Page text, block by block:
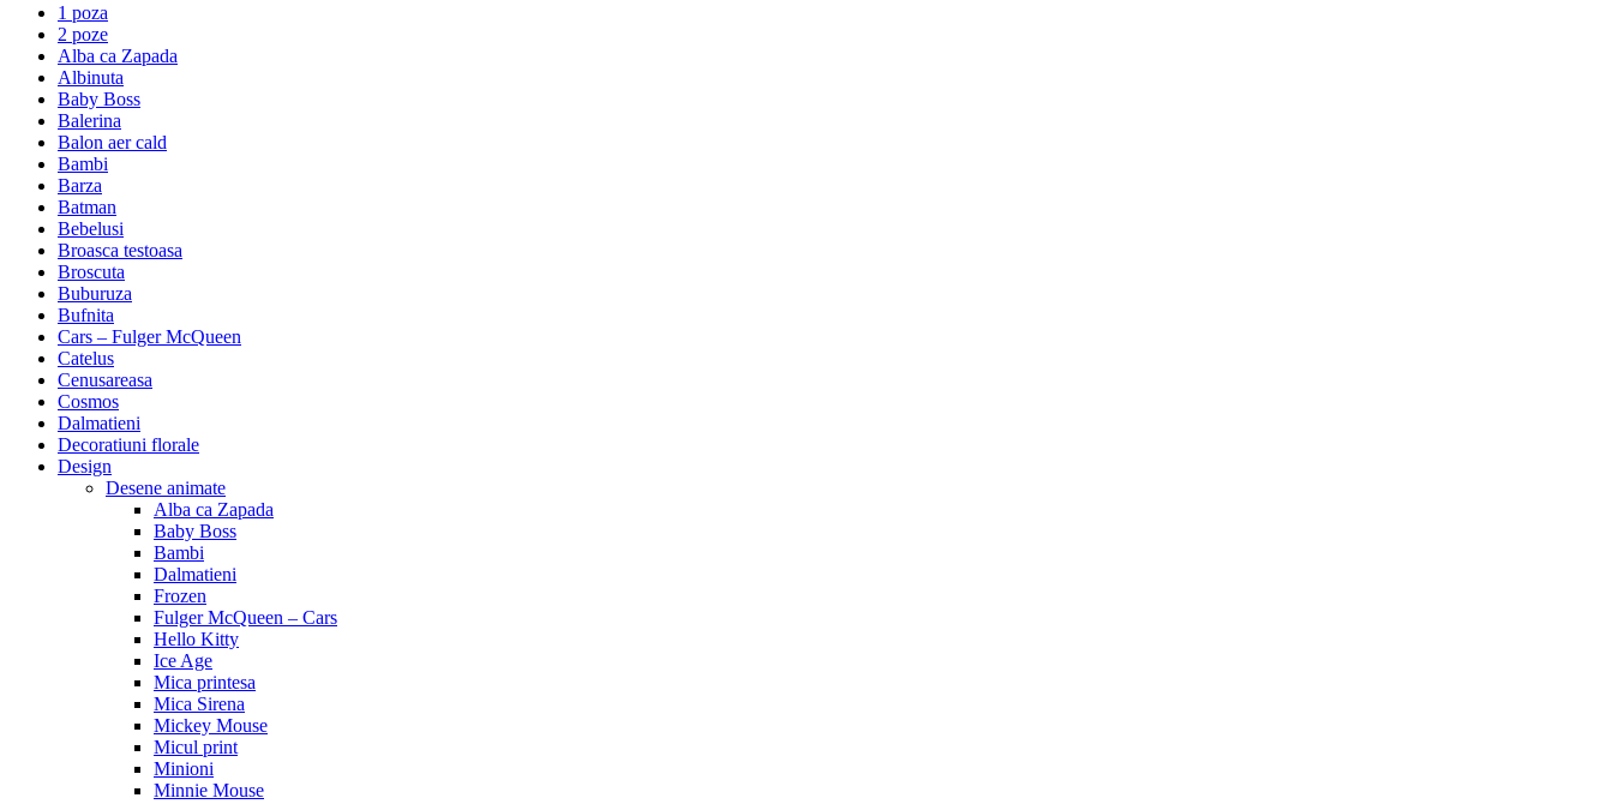
1 poza
2 poze
Alba ca Zapada
Albinuta
Baby Boss
Balerina
Balon aer cald
Bambi
Barza
Batman
Bebelusi
Broasca testoasa
Broscuta
Buburuza
Bufnita
Cars – Fulger McQueen
Catelus
Cenusareasa
Cosmos
Dalmatieni
Decoratiuni florale
Design
Desene animate
Alba ca Zapada
Baby Boss
Bambi
Dalmatieni
Frozen
Fulger McQueen – Cars
Hello Kitty
Ice Age
Mica printesa
Mica Sirena
Mickey Mouse
Micul print
Minioni
Minnie Mouse